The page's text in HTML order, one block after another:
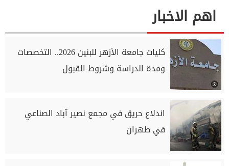
اهم الاخبار
كليات جامعة الأزهر للبنين 2026.. التخصصات
ومدة الدراسة وشروط القبول
اندلاع حريق في مجمع نصير آباد الصناعي
في طهران